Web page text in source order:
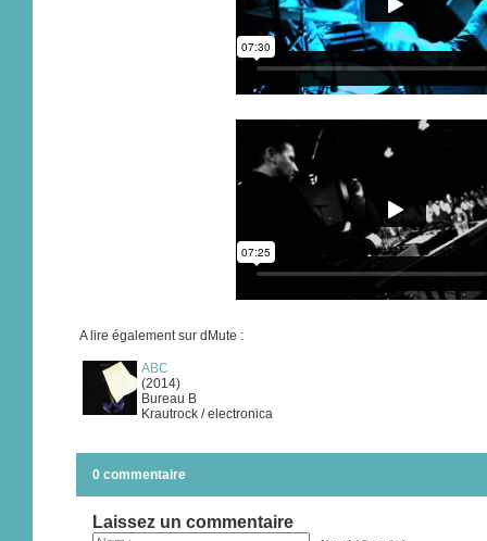
A lire également sur dMute :
ABC
(2014)
Bureau B
Krautrock / electronica
0 commentaire
Laissez un commentaire